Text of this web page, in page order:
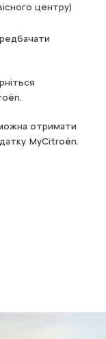
центру)
отримати
MyCitroën.